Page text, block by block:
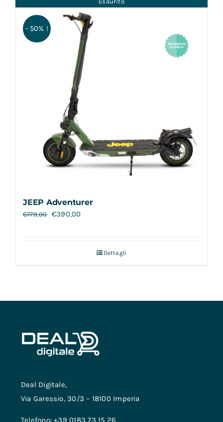
- 50% !
JEEP Adventurer
€779,00 €390,00
Dettagli
Deal Digitale,
Via Garessio, 30/3 – 18100 Imperia
Telefono: +39 0183 73 15 26